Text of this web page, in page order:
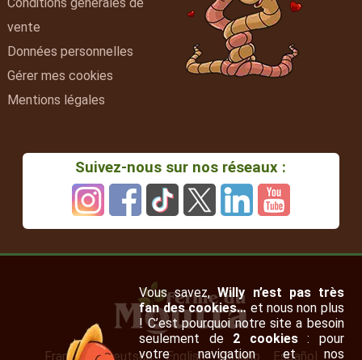
vente
Données personnelles
Gérer mes cookies
Mentions légales
Suivez-nous sur nos réseaux :
Français Deutsch English Italiano Español
Vous savez,Willy n’est pas très
fan des cookies… et nous non plus
! C’est pourquoi notre site a besoin
seulement de 2 cookies: pour
votre navigation et nos